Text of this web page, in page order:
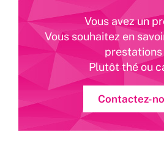
Vous avez un
Vous souhaitez en
prestations
Plutôt thé ou
Contactez-